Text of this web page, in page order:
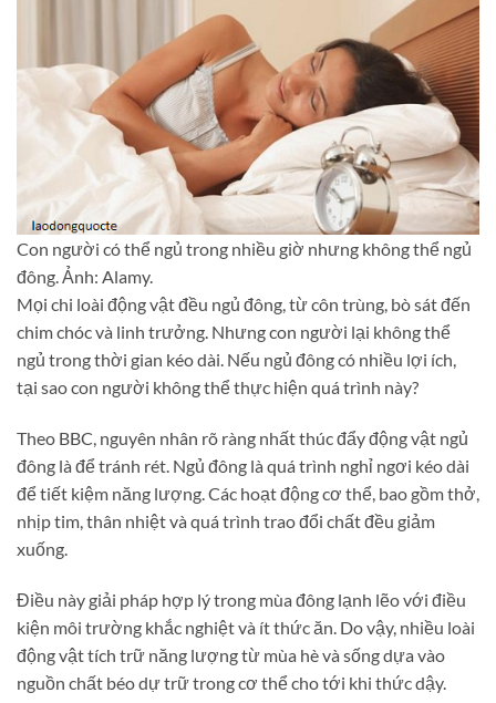
Con người có thể ngủ trong nhiều giờ nhưng không thể ngủ
đông. Ảnh: Alamy.
Mọi chi loài động vật đều ngủ đông, từ côn trùng, bò sát đến
chim chóc và linh trưởng. Nhưng con người lại không thể
ngủ trong thời gian kéo dài. Nếu ngủ đông có nhiều lợi ích,
tại sao con người không thể thực hiện quá trình này?
Theo BBC, nguyên nhân rõ ràng nhất thúc đẩy động vật ngủ
đông là để tránh rét. Ngủ đông là quá trình nghỉ ngơi kéo dài
để tiết kiệm năng lượng. Các hoạt động cơ thể, bao gồm thở,
nhịp tim, thân nhiệt và quá trình trao đổi chất đều giảm
xuống.
Điều này giải pháp hợp lý trong mùa đông lạnh lẽo với điều
kiện môi trường khắc nghiệt và ít thức ăn. Do vậy, nhiều loài
động vật tích trữ năng lượng từ mùa hè và sống dựa vào
nguồn chất béo dự trữ trong cơ thể cho tới khi thức dậy.